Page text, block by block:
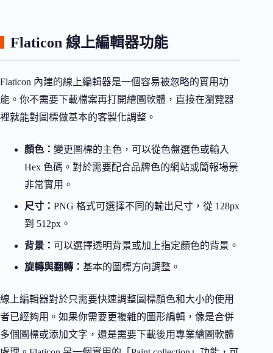
Flaticon 線上編輯器功能
Flaticon 內建的線上編輯器是一個容易被忽略的實用功
能。你不需要下載檔案再打開繪圖軟體，直接在瀏覽器
裡就能對圖標做基本的客製化調整。
顏色： 變更圖標的主色，可以從色盤選色或輸入
Hex 色碼。對於需要配合品牌色的網站或簡報場景
非常實用。
尺寸： PNG 格式可選擇不同的輸出尺寸，從 128px
到 512px。
背景： 可以選擇透明背景或加上指定顏色的背景。
旋轉與翻轉： 基本的圖標方向調整。
線上編輯器對於只需要快速調整圖標顏色和大小的使用
者已經夠用。如果你需要更複雜的圖形編輯，像是合併
多個圖標或添加文字，還是需要下載後用專業繪圖軟體